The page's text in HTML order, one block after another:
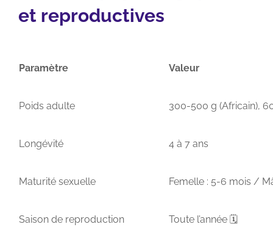
et reproductives
Paramètre Valeur
Poids adulte 300-500 g (Africain),
Longévité 4 à 7 ans
Maturité sexuelle Femelle : 5-6 mois /
Saison de reproduction Toute l’année 🗓️